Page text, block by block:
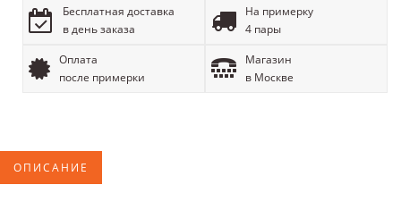
Бесплатная доставка
в день заказа
На примерку
4 пары
Оплата
после примерки
Магазин
в Москве
ОПИСАНИЕ